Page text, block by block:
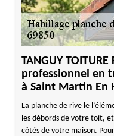
TANGUY
professionnel en
à Saint Martin En
La planche de rive le
les débords de votre toit,
côtés de votre maison.